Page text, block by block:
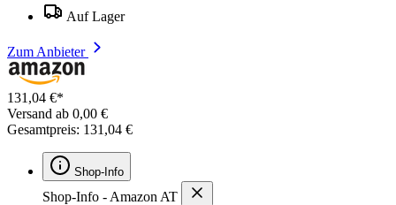
Auf Lager
Zum Anbieter
131,04 €*
Versand ab 0,00 €
Gesamtpreis: 131,04 €
Shop-Info
Shop-Info - Amazon AT